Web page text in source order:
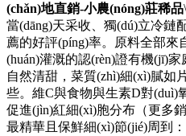
(chǎn)地直銷-小農(nóng)莊稀品
當(dāng)天采收、獨(dú)立冷鏈
薦的好評(píng)率。原料全部來
(huán)灌溉的認(rèn)證有機(jī)
自然清甜，菜質(zhì)細(xì)膩如
些。維C與食物與生素D對(duì)
促進(jìn)紅細(xì)胞分布（更多
最精華且保鮮細(xì)節(jié)周到